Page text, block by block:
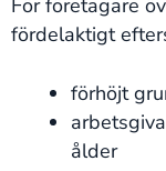
För företagare
fördelaktigt
förhöjt
ålder